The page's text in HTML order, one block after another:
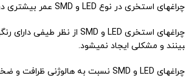
چراغ­های استخری در نوع LED و SMD عمر بیشتری در مقایسه با نوع هالوژنی دارند.
بینند و مشکلی ایجاد نمی­شود.
چراغ­های LED و SMD نسبت به هالوژنی ظرافت و ضخامت کمتری دارند که باعث شده است که نصب راحت­تری داشته باشند.